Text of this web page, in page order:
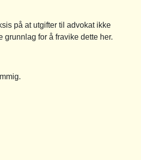
på at utgifter til advokat ikke
grunnlag for å fravike dette her.